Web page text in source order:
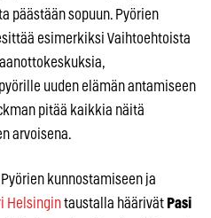
päästään sopuun. Pyörien
esimerkiksi Vaihtoehtoista
uuden elämän antamiseen
pitää kaikkia näitä
arvoisena.
kunnostamiseen ja
Helsingintaustalla häärivät Pasi